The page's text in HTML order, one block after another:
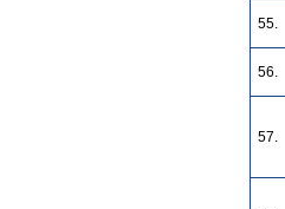
55.
56.
57.